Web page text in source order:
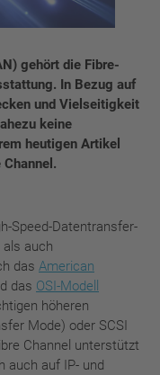
gehört die Fibre-
In Bezug auf
und Vielseitigkeit
keine
heutigen Artikel
Speed-Datentransfer-
auch
das American
das OSI-Modell
höheren
Mode) oder SCSI
Channel unterstützt
auch auf IP- und